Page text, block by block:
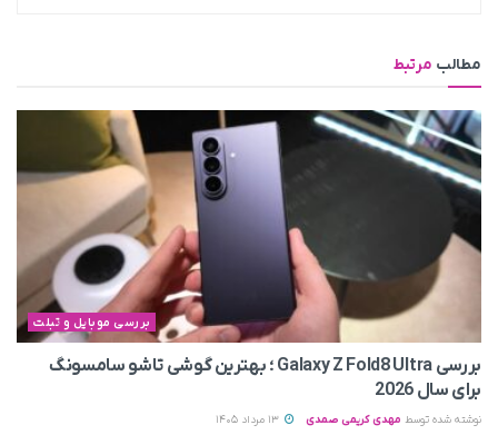
مطالب مرتبط
بررسی موبایل و تبلت
بررسی Galaxy Z Fold8 Ultra ؛ بهترین گوشی تاشو سامسونگ
برای سال 2026
نوشته شده توسط مهدی کریمی صمدی